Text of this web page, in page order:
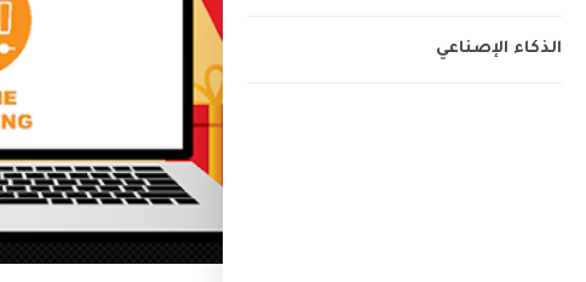
الذكاء الإصناعي